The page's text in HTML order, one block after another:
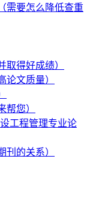
需要怎么降低查重
取得好成绩）
论文质量）
帮您）
工程管理专业论
刊的关系）